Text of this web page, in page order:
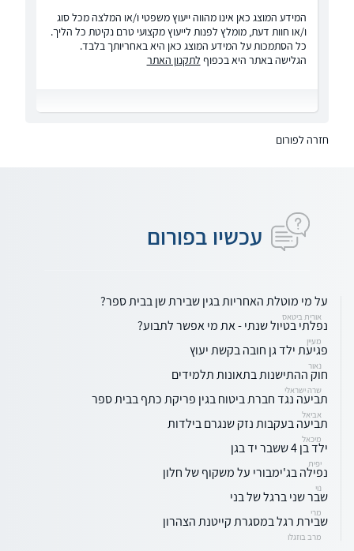
המידע המוצג כאן אינו מהווה ייעוץ משפטי ו/או המלצה מכל סוג
ו/או חוות דעת, מומלץ לפנות לייעוץ מקצועי טרם נקיטת כל הליך.
כל הסתמכות על המידע המוצג כאן היא באחריותך בלבד.
הגלישה באתר היא בכפוף לתקנון האתר
חזרה לפורום
עכשיו בפורום
על מי מוטלת האחריות בגין שבירת שן בבית ספר?
אורית ביטאס
נפלתי בטיול שנתי - את מי אפשר לתבוע?
מעיין
פגיעת ילד גן חובה בקשת יעוץ
נאור
חוק ההתישנות בתאונות תלמידים
שרה ישראלי
תביעה נגד חברת ביטוח בגין פריקת כתף בבית ספר
אביאל
תביעה בעקבות נזק שנגרם בילדות
מיכאל
ילד בן 4 ששבר יד בגן
יפית
נפילה בג'ימבורי על משקוף של חלון
נוי
שבר שני ברגל של בני
מרי
שבירת רגל במסגרת קייטנת הצהרון
מרב בוזגלו